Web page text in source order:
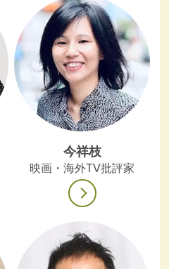
今祥枝
映画・海外TV批評家